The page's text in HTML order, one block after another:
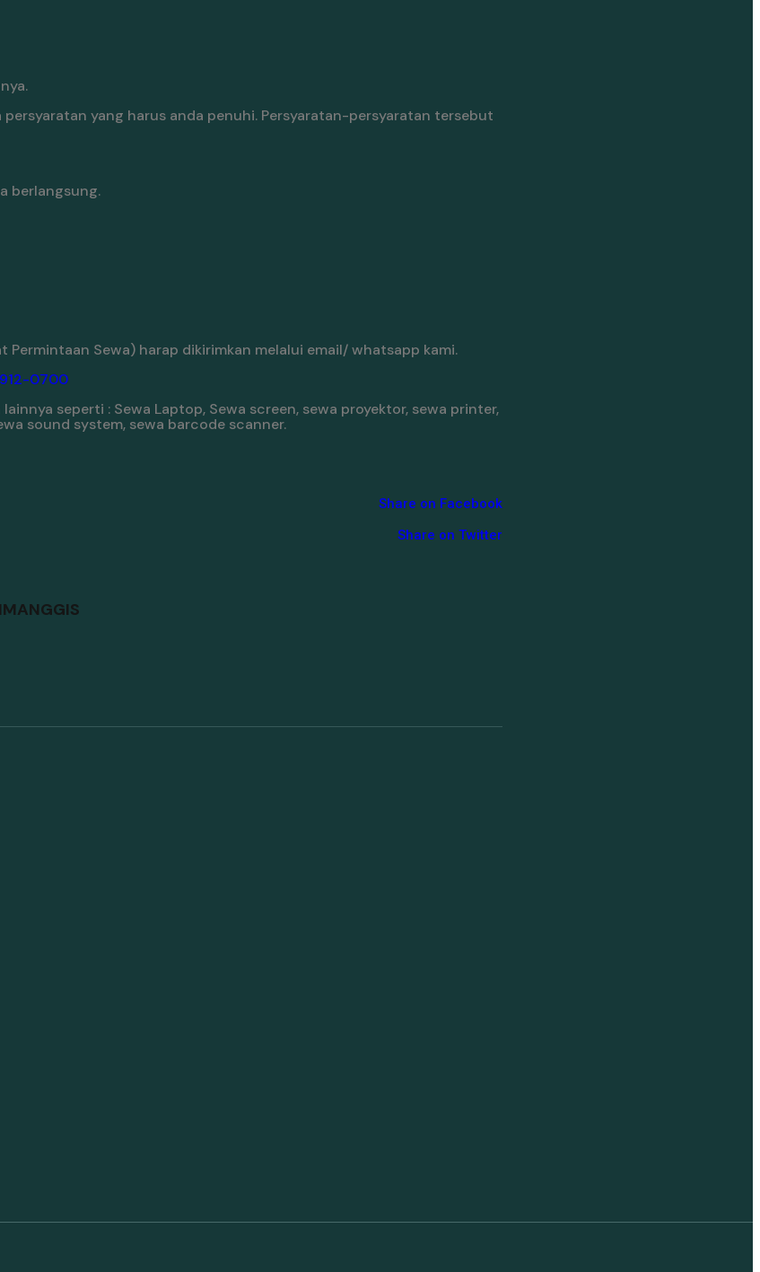
yang harus anda penuhi. Persyaratan-persyaratan tersebut
berlangsung.
Permintaan Sewa) harap dikirimkan melalui email/ whatsapp kami.
0700
seperti : Sewa Laptop, Sewa screen, sewa proyektor, sewa printer,
sound system, sewa barcode scanner.
Share on Facebook
Share on Twitter